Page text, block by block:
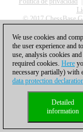
© 2017 ChessBase
We use cookies and
the user experience and
use, analysis cookies
required cookies. Here
necessary partially) with
data protection
Detailed
information